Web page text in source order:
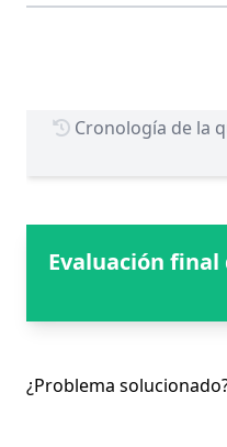
Cronología de la
Evaluación
¿Problema